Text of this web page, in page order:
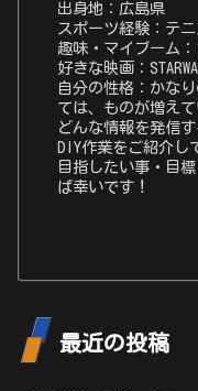
出身地：広島県
スポーツ経験：テニ
趣味・マイブーム：
好きな映画：
自分の性格：かな
ては、ものが増えて
どんな情報を発信
DIY作業をご紹介し
目指したい事・目
ば幸いです！
最近の投稿